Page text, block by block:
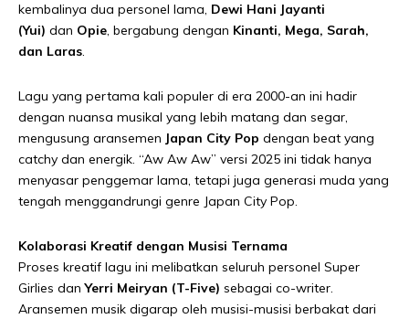
kembalinya dua personel lama, Dewi Hani Jayanti
(Yui) dan Opie, bergabung dengan Kinanti, Mega, Sarah,
dan Laras.
Lagu yang pertama kali populer di era 2000-an ini hadir
dengan nuansa musikal yang lebih matang dan segar,
mengusung aransemen Japan City Pop dengan beat yang
catchy dan energik. “Aw Aw Aw” versi 2025 ini tidak hanya
menyasar penggemar lama, tetapi juga generasi muda yang
tengah menggandrungi genre Japan City Pop.
Kolaborasi Kreatif dengan Musisi Ternama
Proses kreatif lagu ini melibatkan seluruh personel Super
Girlies danYerri Meiryan (T-Five) sebagai co-writer.
Aransemen musik digarap oleh musisi-musisi berbakat dari